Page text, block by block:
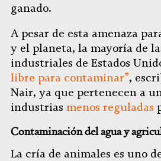
ganado.
A pesar de esta amenaza
y el planeta, la mayoría de
industriales de Estados
libre para contaminar”,
Nair, ya que pertenecen a
industrias menos reguladas
Contaminación del agua y
La cría de animales es uno